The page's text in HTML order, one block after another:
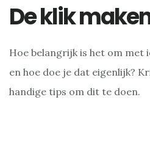
De klik
Hoe belangrijk is het om met
en hoe doe je dat eigenlijk?
handige tips om dit te doen.